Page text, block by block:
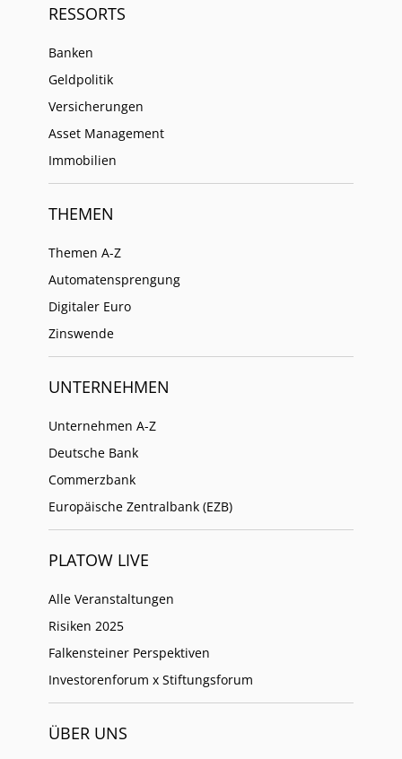
RESSORTS
Banken
Geldpolitik
Versicherungen
Asset Management
Immobilien
THEMEN
Themen A-Z
Automatensprengung
Digitaler Euro
Zinswende
UNTERNEHMEN
Unternehmen A-Z
Deutsche Bank
Commerzbank
Europäische Zentralbank (EZB)
PLATOW LIVE
Alle Veranstaltungen
Risiken 2025
Falkensteiner Perspektiven
Investorenforum x Stiftungsforum
ÜBER UNS